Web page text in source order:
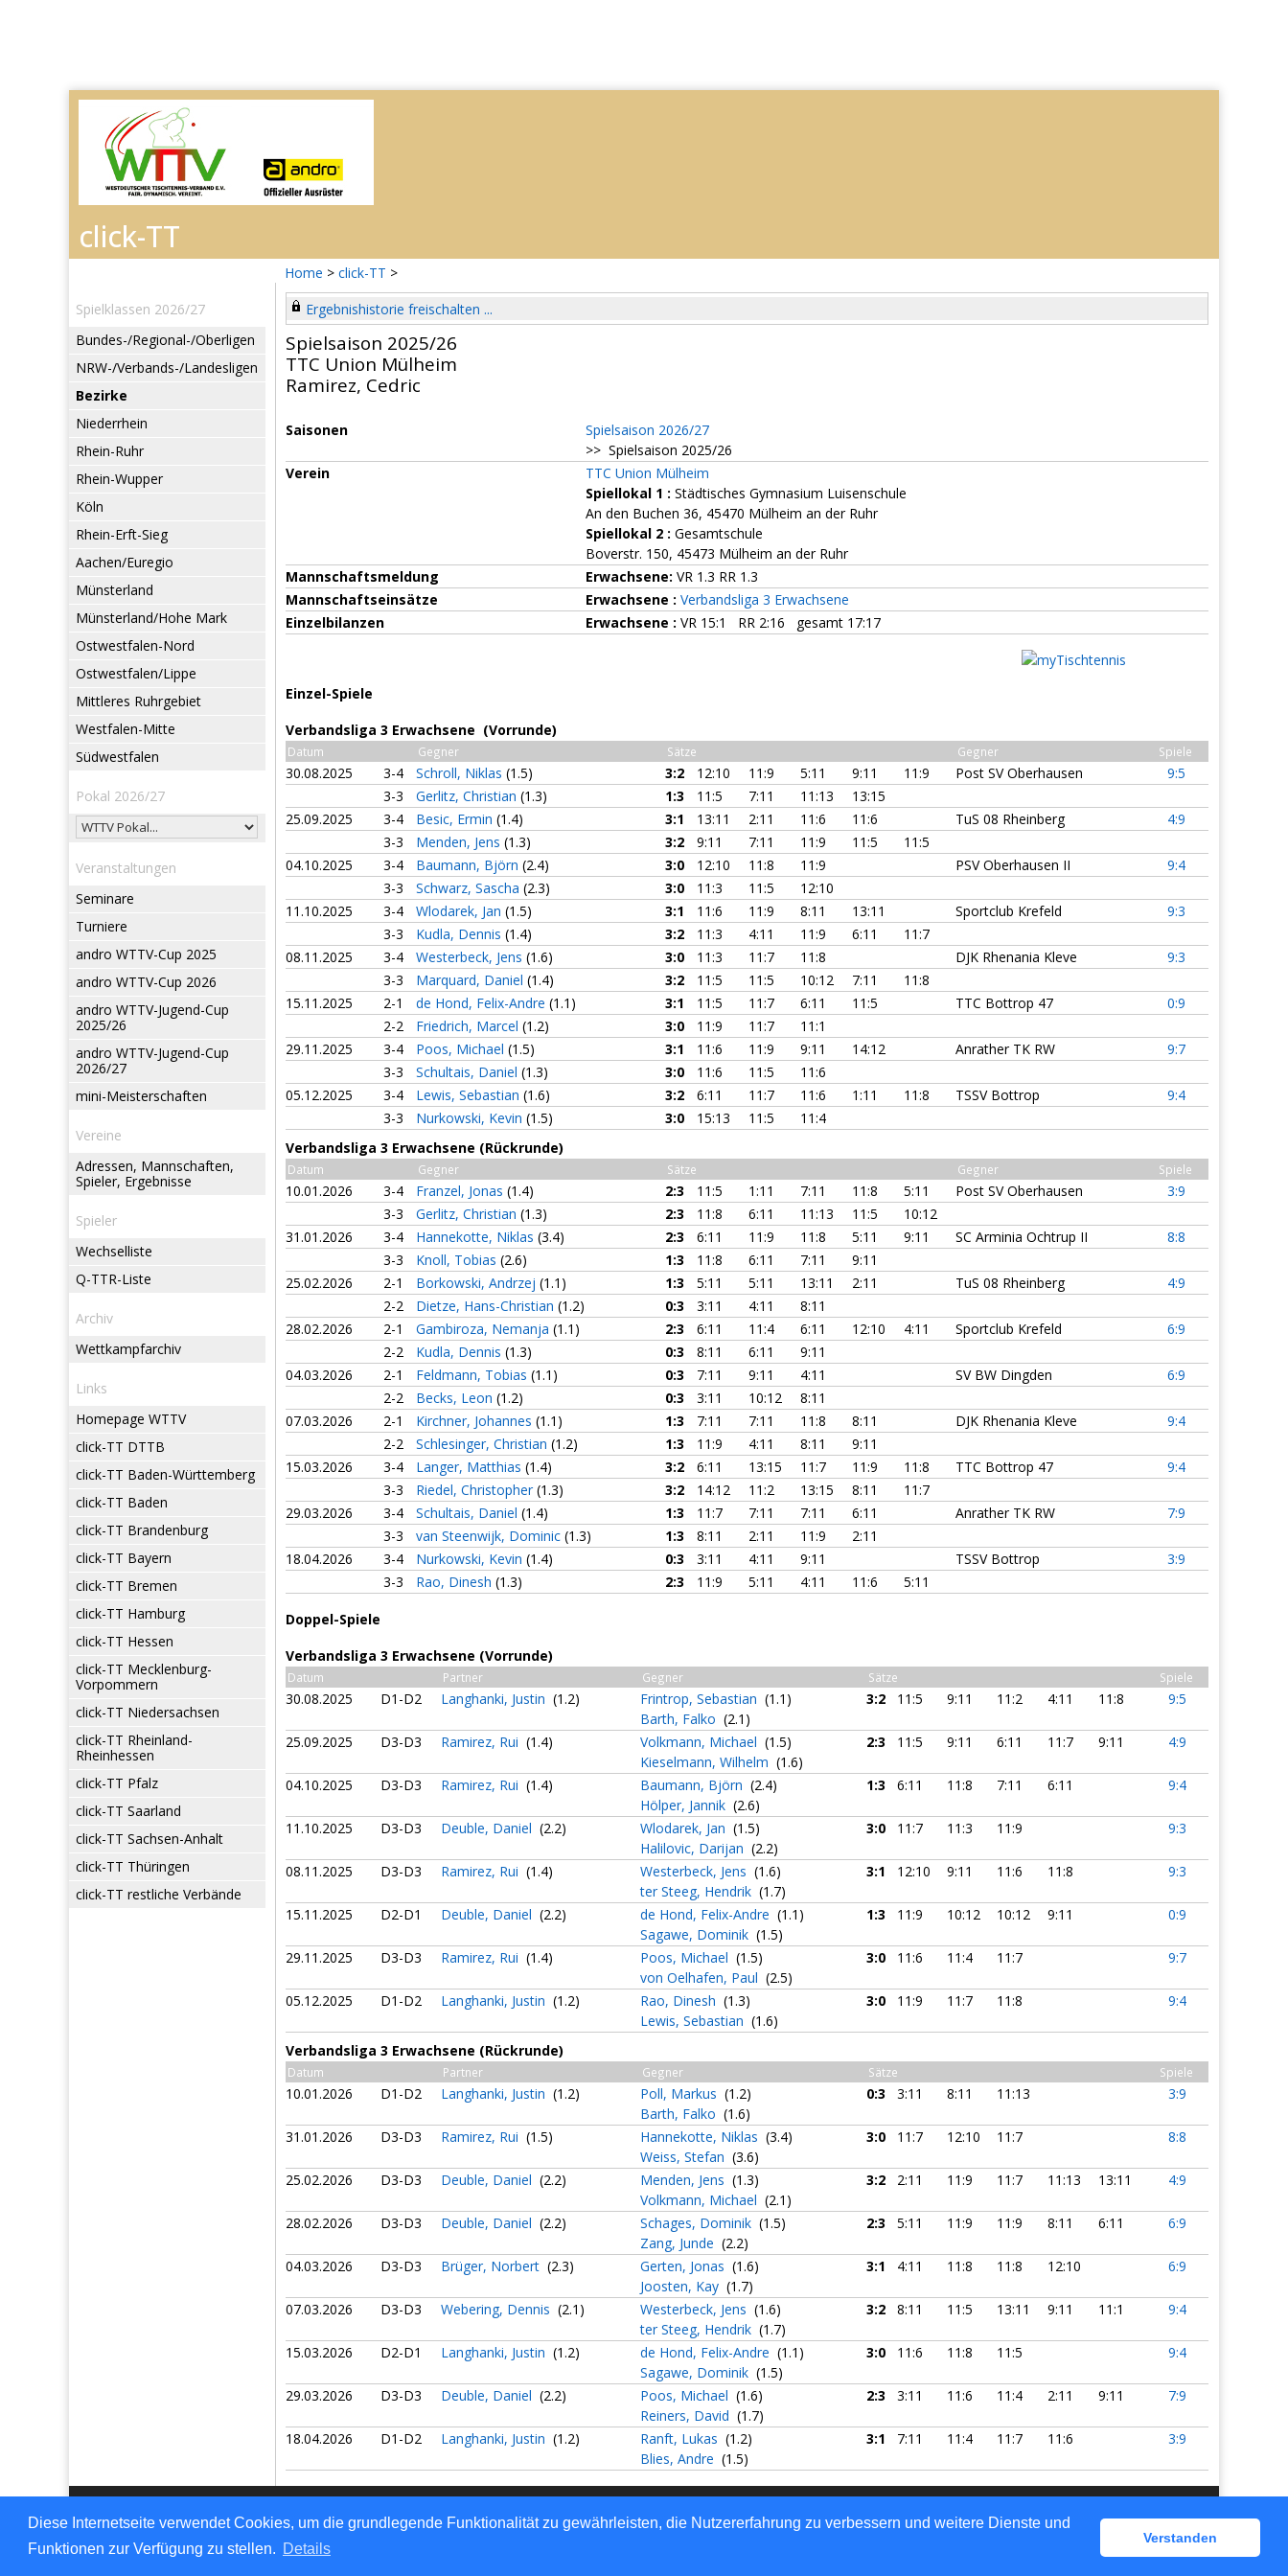
Diese Internetseite verwendet Cookies, um die grundlegende Funktionalität zu gewährleisten, die Nutzererfahrung zu verbessern und weitere Dienste und
Funktionen zur Verfügung zu stellen. Details
Verstanden
Home > click-TT >
Spielklassen 2026/27
Bundes-/Regional-/Oberligen
NRW-/Verbands-/Landesligen
Bezirke
Niederrhein
Rhein-Ruhr
Rhein-Wupper
Köln
Rhein-Erft-Sieg
Aachen/Euregio
Münsterland
Münsterland/Hohe Mark
Ostwestfalen-Nord
Ostwestfalen/Lippe
Mittleres Ruhrgebiet
Westfalen-Mitte
Südwestfalen
Pokal 2026/27
Veranstaltungen
Seminare
Turniere
andro WTTV-Cup 2025
andro WTTV-Cup 2026
andro WTTV-Jugend-Cup
2025/26
andro WTTV-Jugend-Cup
2026/27
mini-Meisterschaften
Vereine
Adressen, Mannschaften,
Spieler, Ergebnisse
Spieler
Wechselliste
Q-TTR-Liste
Archiv
Wettkampfarchiv
Links
Homepage WTTV
click-TT DTTB
click-TT Baden-Württemberg
click-TT Baden
click-TT Brandenburg
click-TT Bayern
click-TT Bremen
click-TT Hamburg
click-TT Hessen
click-TT Mecklenburg-
Vorpommern
click-TT Niedersachsen
click-TT Rheinland-
Rheinhessen
click-TT Pfalz
click-TT Saarland
click-TT Sachsen-Anhalt
click-TT Thüringen
click-TT restliche Verbände
Ergebnishistorie freischalten ...
Spielsaison 2025/26
TTC Union Mülheim
Ramirez, Cedric
Saisonen
Spielsaison 2026/27
>> Spielsaison 2025/26
Verein
TTC Union Mülheim
Spiellokal 1 : Städtisches Gymnasium Luisenschule
An den Buchen 36, 45470 Mülheim an der Ruhr
Spiellokal 2 : Gesamtschule
Boverstr. 150, 45473 Mülheim an der Ruhr
Mannschaftsmeldung
Erwachsene: VR 1.3 RR 1.3
Mannschaftseinsätze
Erwachsene : Verbandsliga 3 Erwachsene
Einzelbilanzen
Erwachsene : VR 15:1 RR 2:16 gesamt 17:17
Einzel-Spiele
Verbandsliga 3 Erwachsene (Vorrunde)
Datum Gegner Sätze Gegner Spiele
30.08.2025 3-4 Schroll, Niklas (1.5) 3:2 12:10 11:9 5:11 9:11 11:9 Post SV Oberhausen
9:5
3-3
Gerlitz, Christian (1.3) 1:3 11:5 7:11 11:13
13:15
25.09.2025
3-4 Besic, Ermin (1.4) 3:1 13:11 2:11 11:6 11:6 TuS 08 Rheinberg
4:9
3-3
Menden, Jens (1.3) 3:2 9:11 7:11 11:9 11:5
11:5
04.10.2025
3-4 Baumann, Björn (2.4) 3:0 12:10 11:8 11:9 PSV Oberhausen II
9:4
3-3
Schwarz, Sascha (2.3) 3:0 11:3 11:5
12:10
11.10.2025
3-4 Wlodarek, Jan (1.5) 3:1 11:6 11:9 8:11 13:11 Sportclub Krefeld
9:3
3-3
Kudla, Dennis (1.4) 3:2 11:3 4:11 11:9 6:11
11:7
08.11.2025
3-4 Westerbeck, Jens (1.6) 3:0 11:3 11:7 11:8 DJK Rhenania Kleve
9:3
3-3
Marquard, Daniel (1.4) 3:2 11:5 11:5 10:12 7:11
11:8
15.11.2025
2-1 de Hond, Felix-Andre (1.1) 3:1 11:5 11:7 6:11 11:5 TTC Bottrop 47
0:9
2-2
Friedrich, Marcel (1.2) 3:0 11:9 11:7
11:1
29.11.2025
3-4 Poos, Michael (1.5) 3:1 11:6 11:9 9:11 14:12 Anrather TK RW
9:7
3-3
Schultais, Daniel (1.3) 3:0 11:6 11:5
11:6
05.12.2025
3-4 Lewis, Sebastian (1.6) 3:2 6:11 11:7 11:6 1:11 11:8 TSSV Bottrop
9:4
3-3
Nurkowski, Kevin (1.5) 3:0 15:13 11:5
11:4
Verbandsliga 3 Erwachsene (Rückrunde)
Datum Gegner Sätze Gegner Spiele
10.01.2026 3-4 Franzel, Jonas (1.4) 2:3 11:5 1:11 7:11 11:8 5:11 Post SV Oberhausen
3:9
3-3
Gerlitz, Christian (1.3) 2:3 11:8 6:11 11:13 11:5
10:12
31.01.2026
3-4 Hannekotte, Niklas (3.4) 2:3 6:11 11:9 11:8 5:11 9:11 SC Arminia Ochtrup II
8:8
3-3
Knoll, Tobias (2.6) 1:3 11:8 6:11 7:11
9:11
25.02.2026
2-1 Borkowski, Andrzej (1.1) 1:3 5:11 5:11 13:11 2:11 TuS 08 Rheinberg
4:9
2-2
Dietze, Hans-Christian (1.2) 0:3 3:11 4:11
8:11
28.02.2026
2-1 Gambiroza, Nemanja (1.1) 2:3 6:11 11:4 6:11 12:10 4:11 Sportclub Krefeld
6:9
2-2
Kudla, Dennis (1.3) 0:3 8:11 6:11
9:11
04.03.2026
2-1 Feldmann, Tobias (1.1) 0:3 7:11 9:11 4:11 SV BW Dingden
6:9
2-2
Becks, Leon (1.2) 0:3 3:11 10:12
8:11
07.03.2026
2-1 Kirchner, Johannes (1.1) 1:3 7:11 7:11 11:8 8:11 DJK Rhenania Kleve
9:4
2-2
Schlesinger, Christian (1.2) 1:3 11:9 4:11 8:11
9:11
15.03.2026
3-4 Langer, Matthias (1.4) 3:2 6:11 13:15 11:7 11:9 11:8 TTC Bottrop 47
9:4
3-3
Riedel, Christopher (1.3) 3:2 14:12 11:2 13:15 8:11
11:7
29.03.2026
3-4 Schultais, Daniel (1.4) 1:3 11:7 7:11 7:11 6:11 Anrather TK RW
7:9
3-3
van Steenwijk, Dominic (1.3) 1:3 8:11 2:11 11:9
2:11
18.04.2026
3-4 Nurkowski, Kevin (1.4) 0:3 3:11 4:11 9:11 TSSV Bottrop
3:9
3-3
Rao, Dinesh (1.3) 2:3 11:9 5:11 4:11 11:6 5:11
Doppel-Spiele
Verbandsliga 3 Erwachsene (Vorrunde)
Datum Partner Gegner Sätze Spiele
30.08.2025 D1-D2 Langhanki, Justin (1.2) Frintrop, Sebastian (1.1)
Barth, Falko (2.1)
3:2 11:5 9:11 11:2 4:11 11:8 9:5
25.09.2025 D3-D3 Ramirez, Rui (1.4) Volkmann, Michael (1.5)
Kieselmann, Wilhelm (1.6)
2:3 11:5 9:11 6:11 11:7 9:11 4:9
04.10.2025 D3-D3 Ramirez, Rui (1.4) Baumann, Björn (2.4)
Hölper, Jannik (2.6)
1:3 6:11 11:8 7:11 6:11 9:4
11.10.2025 D3-D3 Deuble, Daniel (2.2) Wlodarek, Jan (1.5)
Halilovic, Darijan (2.2)
3:0 11:7 11:3 11:9 9:3
08.11.2025 D3-D3 Ramirez, Rui (1.4) Westerbeck, Jens (1.6)
ter Steeg, Hendrik (1.7)
3:1 12:10 9:11 11:6 11:8 9:3
15.11.2025 D2-D1 Deuble, Daniel (2.2) de Hond, Felix-Andre (1.1)
Sagawe, Dominik (1.5)
1:3 11:9 10:12 10:12 9:11 0:9
29.11.2025 D3-D3 Ramirez, Rui (1.4) Poos, Michael (1.5)
von Oelhafen, Paul (2.5)
3:0 11:6 11:4 11:7 9:7
05.12.2025 D1-D2 Langhanki, Justin (1.2) Rao, Dinesh (1.3)
Lewis, Sebastian (1.6)
3:0 11:9 11:7 11:8 9:4
Verbandsliga 3 Erwachsene (Rückrunde)
Datum Partner Gegner Sätze Spiele
10.01.2026 D1-D2 Langhanki, Justin (1.2) Poll, Markus (1.2)
Barth, Falko (1.6)
0:3 3:11 8:11 11:13 3:9
31.01.2026 D3-D3 Ramirez, Rui (1.5) Hannekotte, Niklas (3.4)
Weiss, Stefan (3.6)
3:0 11:7 12:10 11:7 8:8
25.02.2026 D3-D3 Deuble, Daniel (2.2) Menden, Jens (1.3)
Volkmann, Michael (2.1)
3:2 2:11 11:9 11:7 11:13 13:11 4:9
28.02.2026 D3-D3 Deuble, Daniel (2.2) Schages, Dominik (1.5)
Zang, Junde (2.2)
2:3 5:11 11:9 11:9 8:11 6:11 6:9
04.03.2026 D3-D3 Brüger, Norbert (2.3) Gerten, Jonas (1.6)
Joosten, Kay (1.7)
3:1 4:11 11:8 11:8 12:10 6:9
07.03.2026 D3-D3 Webering, Dennis (2.1) Westerbeck, Jens (1.6)
ter Steeg, Hendrik (1.7)
3:2 8:11 11:5 13:11 9:11 11:1 9:4
15.03.2026 D2-D1 Langhanki, Justin (1.2) de Hond, Felix-Andre (1.1)
Sagawe, Dominik (1.5)
3:0 11:6 11:8 11:5 9:4
29.03.2026 D3-D3 Deuble, Daniel (2.2) Poos, Michael (1.6)
Reiners, David (1.7)
2:3 3:11 11:6 11:4 2:11 9:11 7:9
18.04.2026 D1-D2 Langhanki, Justin (1.2) Ranft, Lukas (1.2)
Blies, Andre (1.5)
3:1 7:11 11:4 11:7 11:6 3:9
Für den Inhalt verantwortlich: Westdeutscher Tischtennis-Verband e.V.
© 1999-2026nu Datenautomaten GmbH - Automatisierte internetgestützte Netzwerklösungen
Kontakt